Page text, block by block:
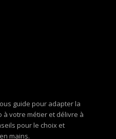
guide pour adapter la
votre métier et délivre à
pour le choix et
mains.